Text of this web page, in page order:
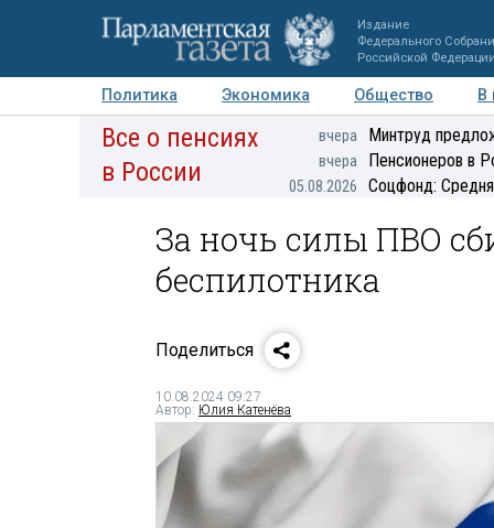
Издание
Федерального
Российской
Политика Экономика Общество
В
Авторы Персоны Мнения Регионы
Все о пенсиях
в России
вчера Минтруд
вчера Пенсионеров в
05.08.2026 Соцфонд:
За ночь силы ПВО
беспилотника
Поделиться
10.08.2024 09:27
Автор: Юлия Катенёва